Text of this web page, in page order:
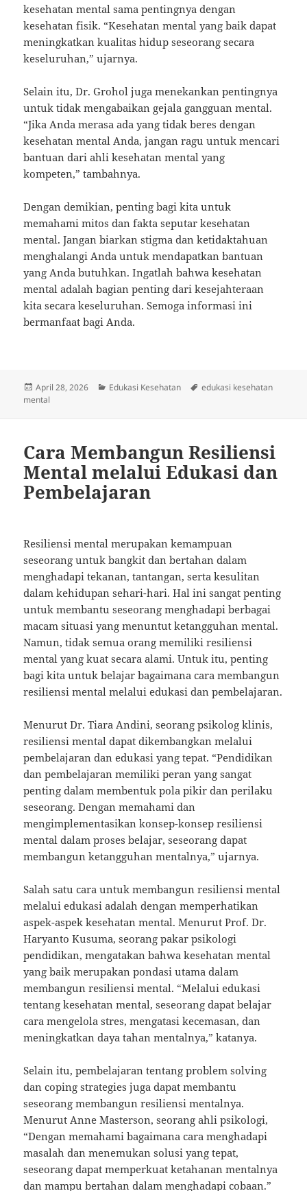
kesehatan mental sama pentingnya dengan
kesehatan fisik. “Kesehatan mental yang baik dapat
meningkatkan kualitas hidup seseorang secara
keseluruhan,” ujarnya.
Selain itu, Dr. Grohol juga menekankan pentingnya
untuk tidak mengabaikan gejala gangguan mental.
“Jika Anda merasa ada yang tidak beres dengan
kesehatan mental Anda, jangan ragu untuk mencari
bantuan dari ahli kesehatan mental yang
kompeten,” tambahnya.
Dengan demikian, penting bagi kita untuk
memahami mitos dan fakta seputar kesehatan
mental. Jangan biarkan stigma dan ketidaktahuan
menghalangi Anda untuk mendapatkan bantuan
yang Anda butuhkan. Ingatlah bahwa kesehatan
mental adalah bagian penting dari kesejahteraan
kita secara keseluruhan. Semoga informasi ini
bermanfaat bagi Anda.
Posted
on
April 28, 2026 Categories
Edukasi Kesehatan Tags
edukasi kesehatan
mental
Cara Membangun Resiliensi
Mental melalui Edukasi dan
Pembelajaran
Resiliensi mental merupakan kemampuan
seseorang untuk bangkit dan bertahan dalam
menghadapi tekanan, tantangan, serta kesulitan
dalam kehidupan sehari-hari. Hal ini sangat penting
untuk membantu seseorang menghadapi berbagai
macam situasi yang menuntut ketangguhan mental.
Namun, tidak semua orang memiliki resiliensi
mental yang kuat secara alami. Untuk itu, penting
bagi kita untuk belajar bagaimana cara membangun
resiliensi mental melalui edukasi dan pembelajaran.
Menurut Dr. Tiara Andini, seorang psikolog klinis,
resiliensi mental dapat dikembangkan melalui
pembelajaran dan edukasi yang tepat. “Pendidikan
dan pembelajaran memiliki peran yang sangat
penting dalam membentuk pola pikir dan perilaku
seseorang. Dengan memahami dan
mengimplementasikan konsep-konsep resiliensi
mental dalam proses belajar, seseorang dapat
membangun ketangguhan mentalnya,” ujarnya.
Salah satu cara untuk membangun resiliensi mental
melalui edukasi adalah dengan memperhatikan
aspek-aspek kesehatan mental. Menurut Prof. Dr.
Haryanto Kusuma, seorang pakar psikologi
pendidikan, mengatakan bahwa kesehatan mental
yang baik merupakan pondasi utama dalam
membangun resiliensi mental. “Melalui edukasi
tentang kesehatan mental, seseorang dapat belajar
cara mengelola stres, mengatasi kecemasan, dan
meningkatkan daya tahan mentalnya,” katanya.
Selain itu, pembelajaran tentang problem solving
dan coping strategies juga dapat membantu
seseorang membangun resiliensi mentalnya.
Menurut Anne Masterson, seorang ahli psikologi,
“Dengan memahami bagaimana cara menghadapi
masalah dan menemukan solusi yang tepat,
seseorang dapat memperkuat ketahanan mentalnya
dan mampu bertahan dalam menghadapi cobaan.”